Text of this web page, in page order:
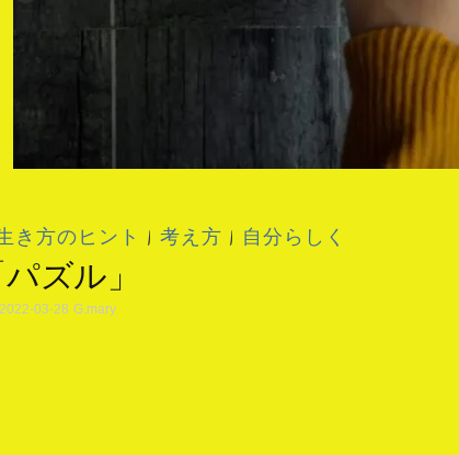
き方のヒント | 考え方 | 自分らしく
パズル」
2022-03-28 G.mary